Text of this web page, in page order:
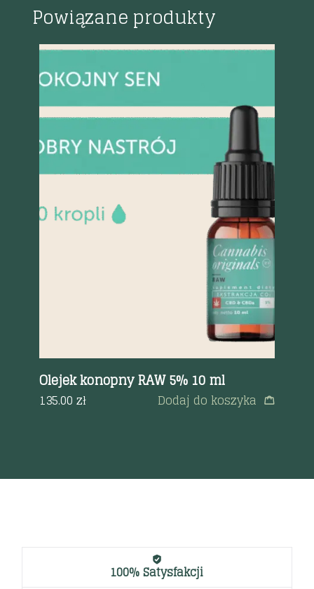
Powiązane produkty
Szybki podgląd
Olejek konopny RAW 5% 10 ml
135.00zł Dodaj do koszyka
100% Satysfakcji